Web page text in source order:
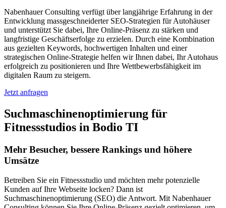
Nabenhauer Consulting verfügt über langjährige Erfahrung in der
Entwicklung massgeschneiderter SEO-Strategien für Autohäuser
und unterstützt Sie dabei, Ihre Online-Präsenz zu stärken und
langfristige Geschäftserfolge zu erzielen. Durch eine Kombination
aus gezielten Keywords, hochwertigen Inhalten und einer
strategischen Online-Strategie helfen wir Ihnen dabei, Ihr Autohaus
erfolgreich zu positionieren und Ihre Wettbewerbsfähigkeit im
digitalen Raum zu steigern.
Jetzt anfragen
Suchmaschinenoptimierung für
Fitnessstudios in Bodio TI
Mehr Besucher, bessere Rankings und höhere
Umsätze
Betreiben Sie ein Fitnessstudio und möchten mehr potenzielle
Kunden auf Ihre Webseite locken? Dann ist
Suchmaschinenoptimierung (SEO) die Antwort. Mit Nabenhauer